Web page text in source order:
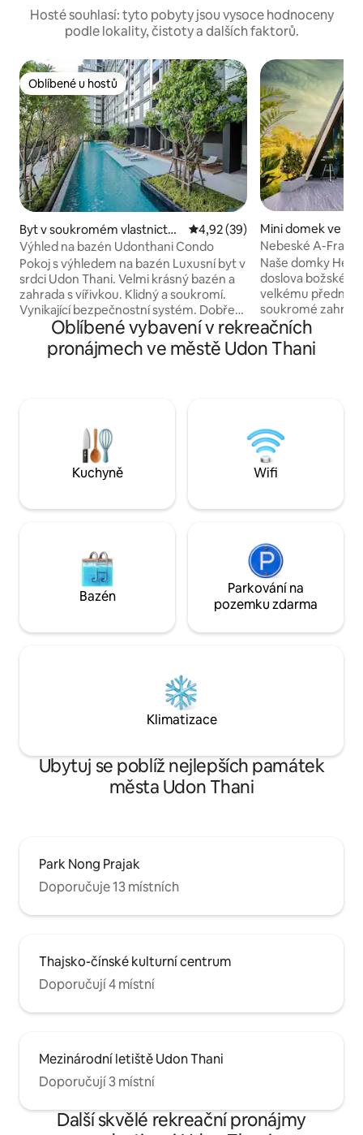
Hosté souhlasí: tyto pobyty jsou vysoce hodnoceny
podle lokality, čistoty a dalších faktorů.
Oblíbené u hostů
Oblíbené u hostů
Byt v soukromém vlastnictví
ve městě Tambon Mak Khae
ng
Průměrné hodnocení 4,92 z 5,
4,92 (39)
Výhled na bazén Udonthani Condo
Pokoj s výhledem na bazén Luxusní byt v
srdci Udon Thani. Velmi krásný bazén a
zahrada s vířivkou. Klidný a soukromí.
Vynikající bezpečnostní systém. Dobře
vyzdobený interiér Nábytek a vybavení.
Kompletní vybavení, kuchyně a
prádelna. Budeš se cítit jako
systém je vynikající. Pokoj je dobře
zařízený. Plně zařízené a vybavené. Buď
jako doma. * * Zákaz kouření.
Mini domek ve
Phin
Nebeské A-
Glamping
Naše domky
doslova božské. Díky 6 m vysoké střeše,
velkému
soukromé
a pohodlí, které si
krátký nebo dlouhý pobyt.
manželským
rezervuj si ještě
jedinečné
Oblíbené vybavení v rekreačních
pronájmech ve městě Udon Thani
Kuchyně Wifi
Bazén
Parkování na
pozemku zdarma
Klimatizace
Ubytuj se poblíž nejlepších památek
města Udon Thani
Park Nong Prajak
Doporučuje 13 místních
Thajsko-čínské kulturní centrum
Doporučují 4 místní
Mezinárodní letiště Udon Thani
Doporučují 3 místní
Další skvělé rekreační pronájmy